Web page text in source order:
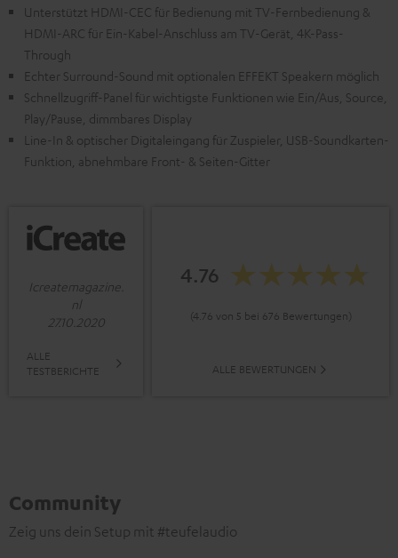
Unterstützt HDMI-CEC für Bedienung mit TV-Fernbedienung &
HDMI-ARC für Ein-Kabel-Anschluss am TV-Gerät, 4K-Pass-
Through
Echter Surround-Sound mit optionalen EFFEKT Speakern möglich
Schnellzugriff-Panel für wichtigste Funktionen wie Ein/Aus, Source,
Play/Pause, dimmbares Display
Line-In & optischer Digitaleingang für Zuspieler, USB-Soundkarten-
Funktion, abnehmbare Front- & Seiten-Gitter
Icreatemagazine.
nl
27.10.2020
ALLE
TESTBERICHTE
4.76
(4.76 von 5 bei 676 Bewertungen)
ALLE BEWERTUNGEN
Community
Zeig uns dein Setup mit #teufelaudio